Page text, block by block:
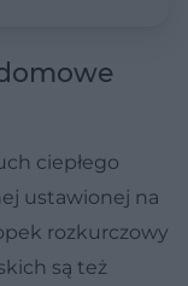
ciepłego
ustawionej na
rozkurczowy
są też